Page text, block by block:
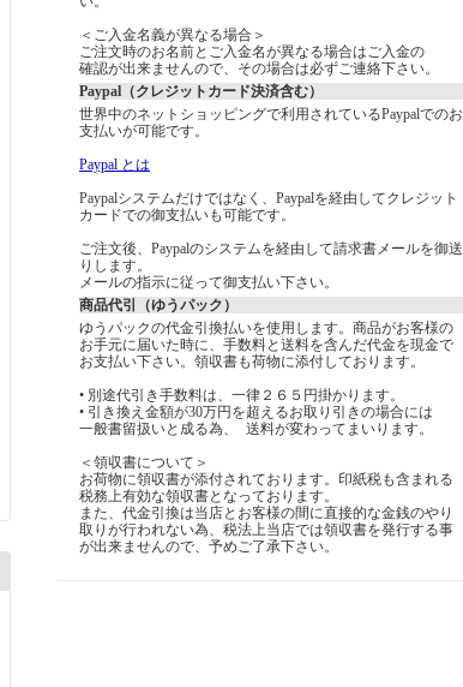
＜ご入金名義が異なる場合＞
ご注文時のお名前とご入金名が異なる場合はご入金の
確認が出来ませんので、その場合は必ずご連絡下さい。
Paypal（クレジットカード決済含む）
世界中のネットショッピングで利用されているPaypalでのお
支払いが可能です。
Paypal とは
Paypalシステムだけではなく、Paypalを経由してクレジット
カードでの御支払いも可能です。
ご注文後、Paypalのシステムを経由して請求書メールを御送
りします。
メールの指示に従って御支払い下さい。
商品代引（ゆうパック）
ゆうパックの代金引換払いを使用します。商品がお客様の
お手元に届いた時に、手数料と送料を含んだ代金を現金で
お支払い下さい。領収書も荷物に添付しております。
• 別途代引き手数料は、一律２６５円掛かります。
• 引き換え金額が30万円を超えるお取り引きの場合には
一般書留扱いと成る為、 送料が変わってまいります。
＜領収書について＞
お荷物に領収書が添付されております。印紙税も含まれる
税務上有効な領収書となっております。
また、代金引換は当店とお客様の間に直接的な金銭のやり
取りが行われない為、税法上当店では領収書を発行する事
が出来ませんので、予めご了承下さい。